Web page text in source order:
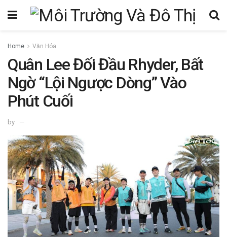
Home Văn Hóa
Quân Lee Đối Đầu Rhyder, Bất
Ngờ “Lội Ngược Dòng” Vào
Phút Cuối
by